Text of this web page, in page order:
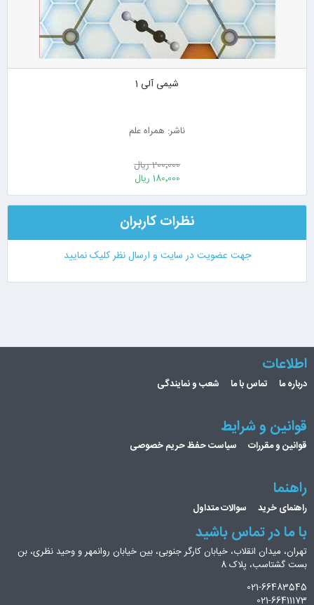
شیمی آلی 1
ناشر: همراه علم
200٬000 ریال
180٬000 ریال
نظرات کاربران
جهت عضویت در سایت و ارسال نظر کلیک نمایید
اطلاعات
درباره ما تماس با ما شعب و نمایندگی
قوانین و شرایط
قوانین و مقررات سیاست حفظ حریم خصوصی
راهنما
راهنمای خرید سوالات متداول
با ما در تماس باشید
تهران، میدان انقلاب، خیابان کارگر جنوبی، بین خیابان روانمهر و وحید نظری، بن
بست گشتاسب، پلاک 8
021-66483545
021-66411173